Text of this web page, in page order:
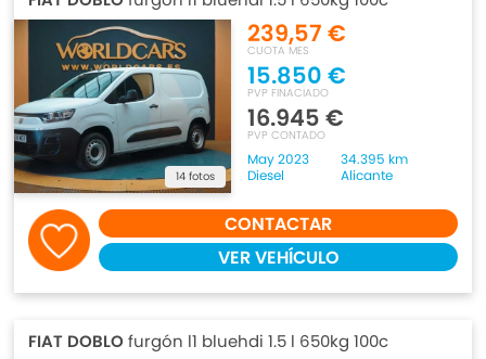
14 fotos
239,57 €
CUOTA MES
15.850 €
PVP FINACIADO
16.945 €
PVP CONTADO
May 2023
34.395 km
Diesel
Alicante
CONTACTAR
VER VEHÍCULO
FIAT DOBLOfurgón l1 bluehdi 1.5 l 650kg 100c